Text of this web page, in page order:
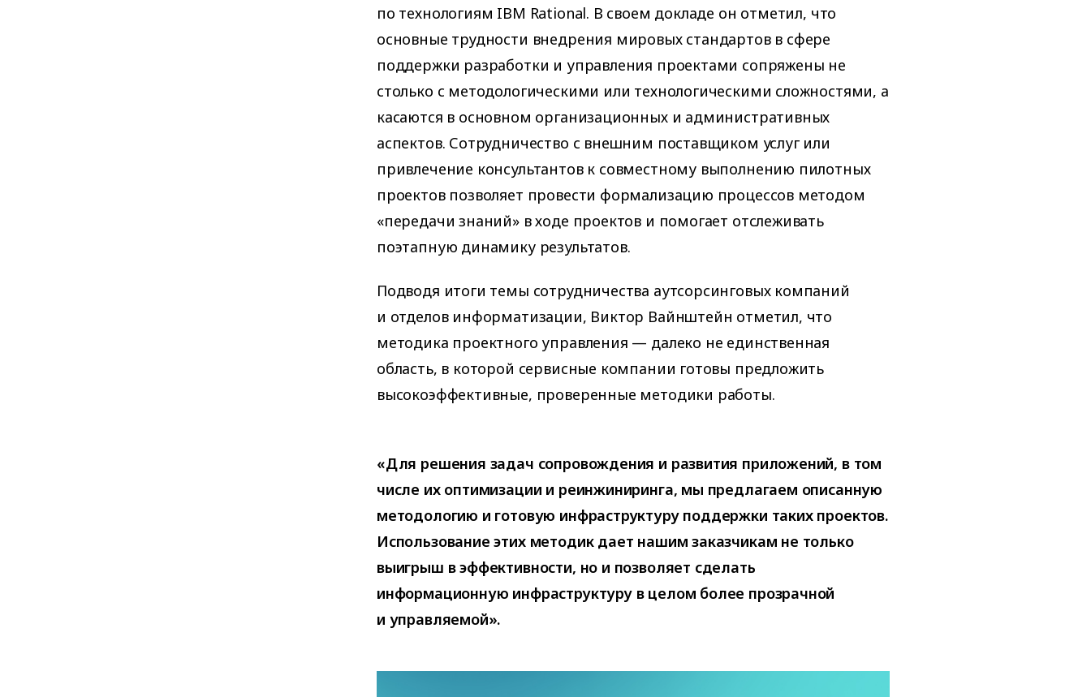
по технологиям IBM Rational. В своем докладе он отметил, что
основные трудности внедрения мировых стандартов в сфере
поддержки разработки и управления проектами сопряжены не
столько с методологическими или технологическими сложностями, а
касаются в основном организационных и административных
аспектов. Сотрудничество с внешним поставщиком услуг или
привлечение консультантов к совместному выполнению пилотных
проектов позволяет провести формализацию процессов методом
«передачи знаний» в ходе проектов и помогает отслеживать
поэтапную динамику результатов.
Подводя итоги темы сотрудничества аутсорсинговых компаний
и отделов информатизации, Виктор Вайнштейн отметил, что
методика проектного управления — далеко не единственная
область, в которой сервисные компании готовы предложить
высокоэффективные, проверенные методики работы.
«Для решения задач сопровождения и развития приложений, в том
числе их оптимизации и реинжиниринга, мы предлагаем описанную
методологию и готовую инфраструктуру поддержки таких проектов.
Использование этих методик дает нашим заказчикам не только
выигрыш в эффективности, но и позволяет сделать
информационную инфраструктуру в целом более прозрачной
и управляемой».